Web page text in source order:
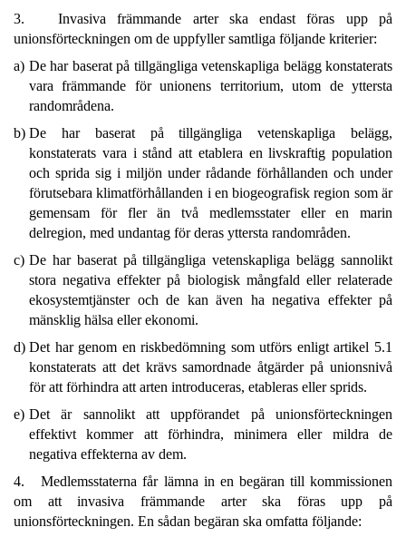
3. Invasiva främmande arter ska endast föras upp på
unionsförteckningen om de uppfyller samtliga följande kriterier:
a) De har baserat på tillgängliga vetenskapliga belägg konstaterats
vara främmande för unionens territorium, utom de yttersta
randområdena.
b) De har baserat på tillgängliga vetenskapliga belägg,
konstaterats vara i stånd att etablera en livskraftig population
och sprida sig i miljön under rådande förhållanden och under
förutsebara klimatförhållanden i en biogeografisk region som är
gemensam för fler än två medlemsstater eller en marin
delregion, med undantag för deras yttersta randområden.
c) De har baserat på tillgängliga vetenskapliga belägg sannolikt
stora negativa effekter på biologisk mångfald eller relaterade
ekosystemtjänster och de kan även ha negativa effekter på
mänsklig hälsa eller ekonomi.
d) Det har genom en riskbedömning som utförs enligt artikel 5.1
konstaterats att det krävs samordnade åtgärder på unionsnivå
för att förhindra att arten introduceras, etableras eller sprids.
e) Det är sannolikt att uppförandet på unionsförteckningen
effektivt kommer att förhindra, minimera eller mildra de
negativa effekterna av dem.
4. Medlemsstaterna får lämna in en begäran till kommissionen
om att invasiva främmande arter ska föras upp på
unionsförteckningen. En sådan begäran ska omfatta följande: